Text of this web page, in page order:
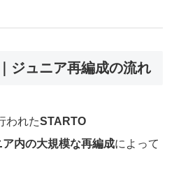
ジュニア再編成の流れ
われたSTARTO
内の大規模な再編成によって